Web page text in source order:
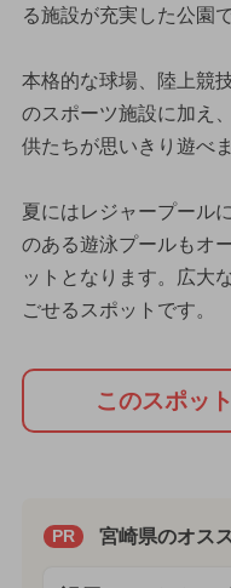
る施設が充実した公園で
本格的な球場、陸上競
のスポーツ施設に加え
供たちが思いきり遊べま
夏にはレジャープール
のある遊泳プールもオ
ットとなります。広大
ごせるスポットです。
このスポッ
PR 宮崎県のオス